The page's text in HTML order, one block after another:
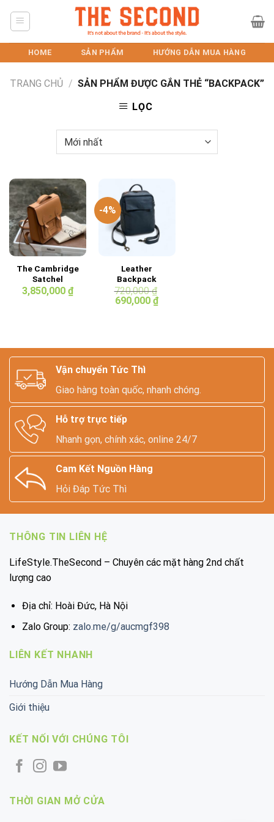
HOME SẢN PHẨM HƯỚNG DẪN MUA HÀNG
TRANG CHỦ / SẢN PHẨM ĐƯỢC GẮN THẺ “BACKPACK”
LỌC
The Cambridge
Satchel
Company –
3,850,000 ₫
-4%
Leather
Backpack
720,000₫
Giá
gốc
690,000₫Giá
hiện
Vận chuyển Tức Thì
Giao hàng toàn quốc, nhanh chóng.
Hỗ trợ trực tiếp
Nhanh gọn, chính xác, online 24/7
Cam Kết Nguồn Hàng
Hỏi Đáp Tức Thì
THÔNG TIN LIÊN HỆ
LifeStyle.TheSecond – Chuyên các mặt hàng 2nd chất
lượng cao
Địa chỉ: Hoài Đức, Hà Nội
Zalo Group: zalo.me/g/aucmgf398
LIÊN KẾT NHANH
Hướng Dẫn Mua Hàng
Giới thiệu
KẾT NỐI VỚI CHÚNG TÔI
THỜI GIAN MỞ CỬA